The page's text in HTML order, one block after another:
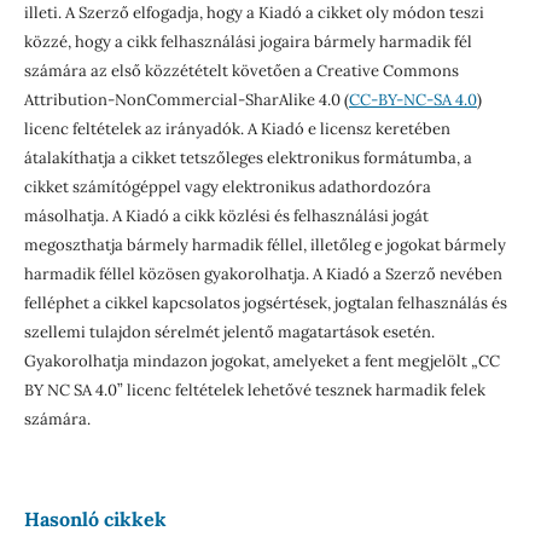
illeti. A Szerző elfogadja, hogy a Kiadó a cikket oly módon teszi
közzé, hogy a cikk felhasználási jogaira bármely harmadik fél
számára az első közzétételt követően a Creative Commons
Attribution-NonCommercial-SharAlike 4.0 (CC-BY-NC-SA 4.0)
licenc feltételek az irányadók. A Kiadó e licensz keretében
átalakíthatja a cikket tetszőleges elektronikus formátumba, a
cikket számítógéppel vagy elektronikus adathordozóra
másolhatja. A Kiadó a cikk közlési és felhasználási jogát
megoszthatja bármely harmadik féllel, illetőleg e jogokat bármely
harmadik féllel közösen gyakorolhatja. A Kiadó a Szerző nevében
felléphet a cikkel kapcsolatos jogsértések, jogtalan felhasználás és
szellemi tulajdon sérelmét jelentő magatartások esetén.
Gyakorolhatja mindazon jogokat, amelyeket a fent megjelölt „CC
BY NC SA 4.0” licenc feltételek lehetővé tesznek harmadik felek
számára.
Hasonló cikkek